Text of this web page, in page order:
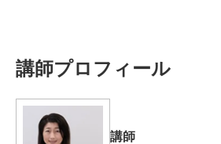
講師プロフィール
講師